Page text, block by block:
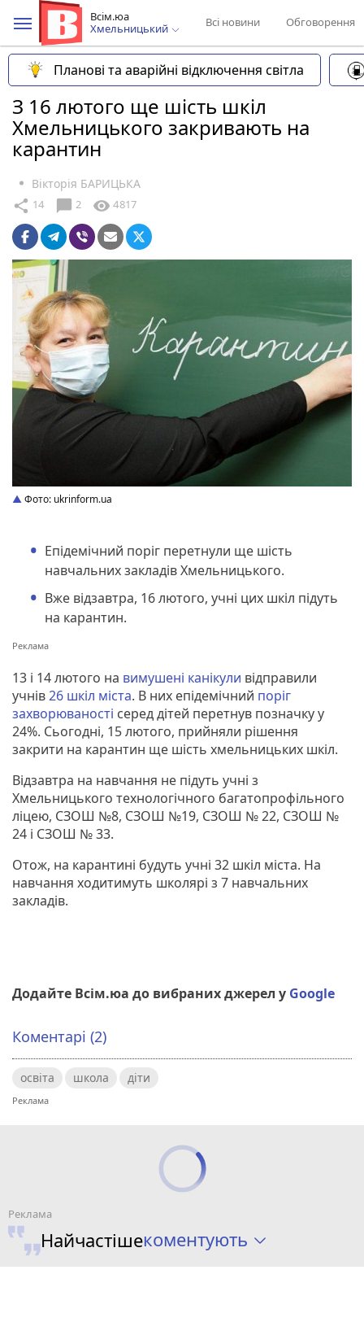
Всім.юа
Хмельницький
Всі новини Обговорення
Планові та аварійні відключення світла
З 16 лютого ще шість шкіл
Хмельницького закривають на
карантин
Вікторія БАРИЦЬКА
share 14 chat_bubble 2 visibility 4817
Фото: ukrinform.ua
Епідемічний поріг перетнули ще шість
навчальних закладів Хмельницького.
Вже відзавтра, 16 лютого, учні цих шкіл підуть
на карантин.
13 і 14 лютого на вимушені канікули відправили
учнів26 шкіл міста. В них епідемічний поріг
захворюваності серед дітей перетнув позначку у
24%. Сьогодні, 15 лютого, прийняли рішення
закрити на карантин ще шість хмельницьких шкіл.
Відзавтра на навчання не підуть учні з
Хмельницького технологічного багатопрофільного
ліцею, СЗОШ №8, СЗОШ №19, СЗОШ № 22, СЗОШ №
24 і СЗОШ № 33.
Отож, на карантині будуть учні 32 шкіл міста. На
навчання ходитимуть школярі з 7 навчальних
закладів.
Додайте Всім.юа до вибраних джерел у Google
Коментарі (2)
освіта школа діти
Найчастішекоментують